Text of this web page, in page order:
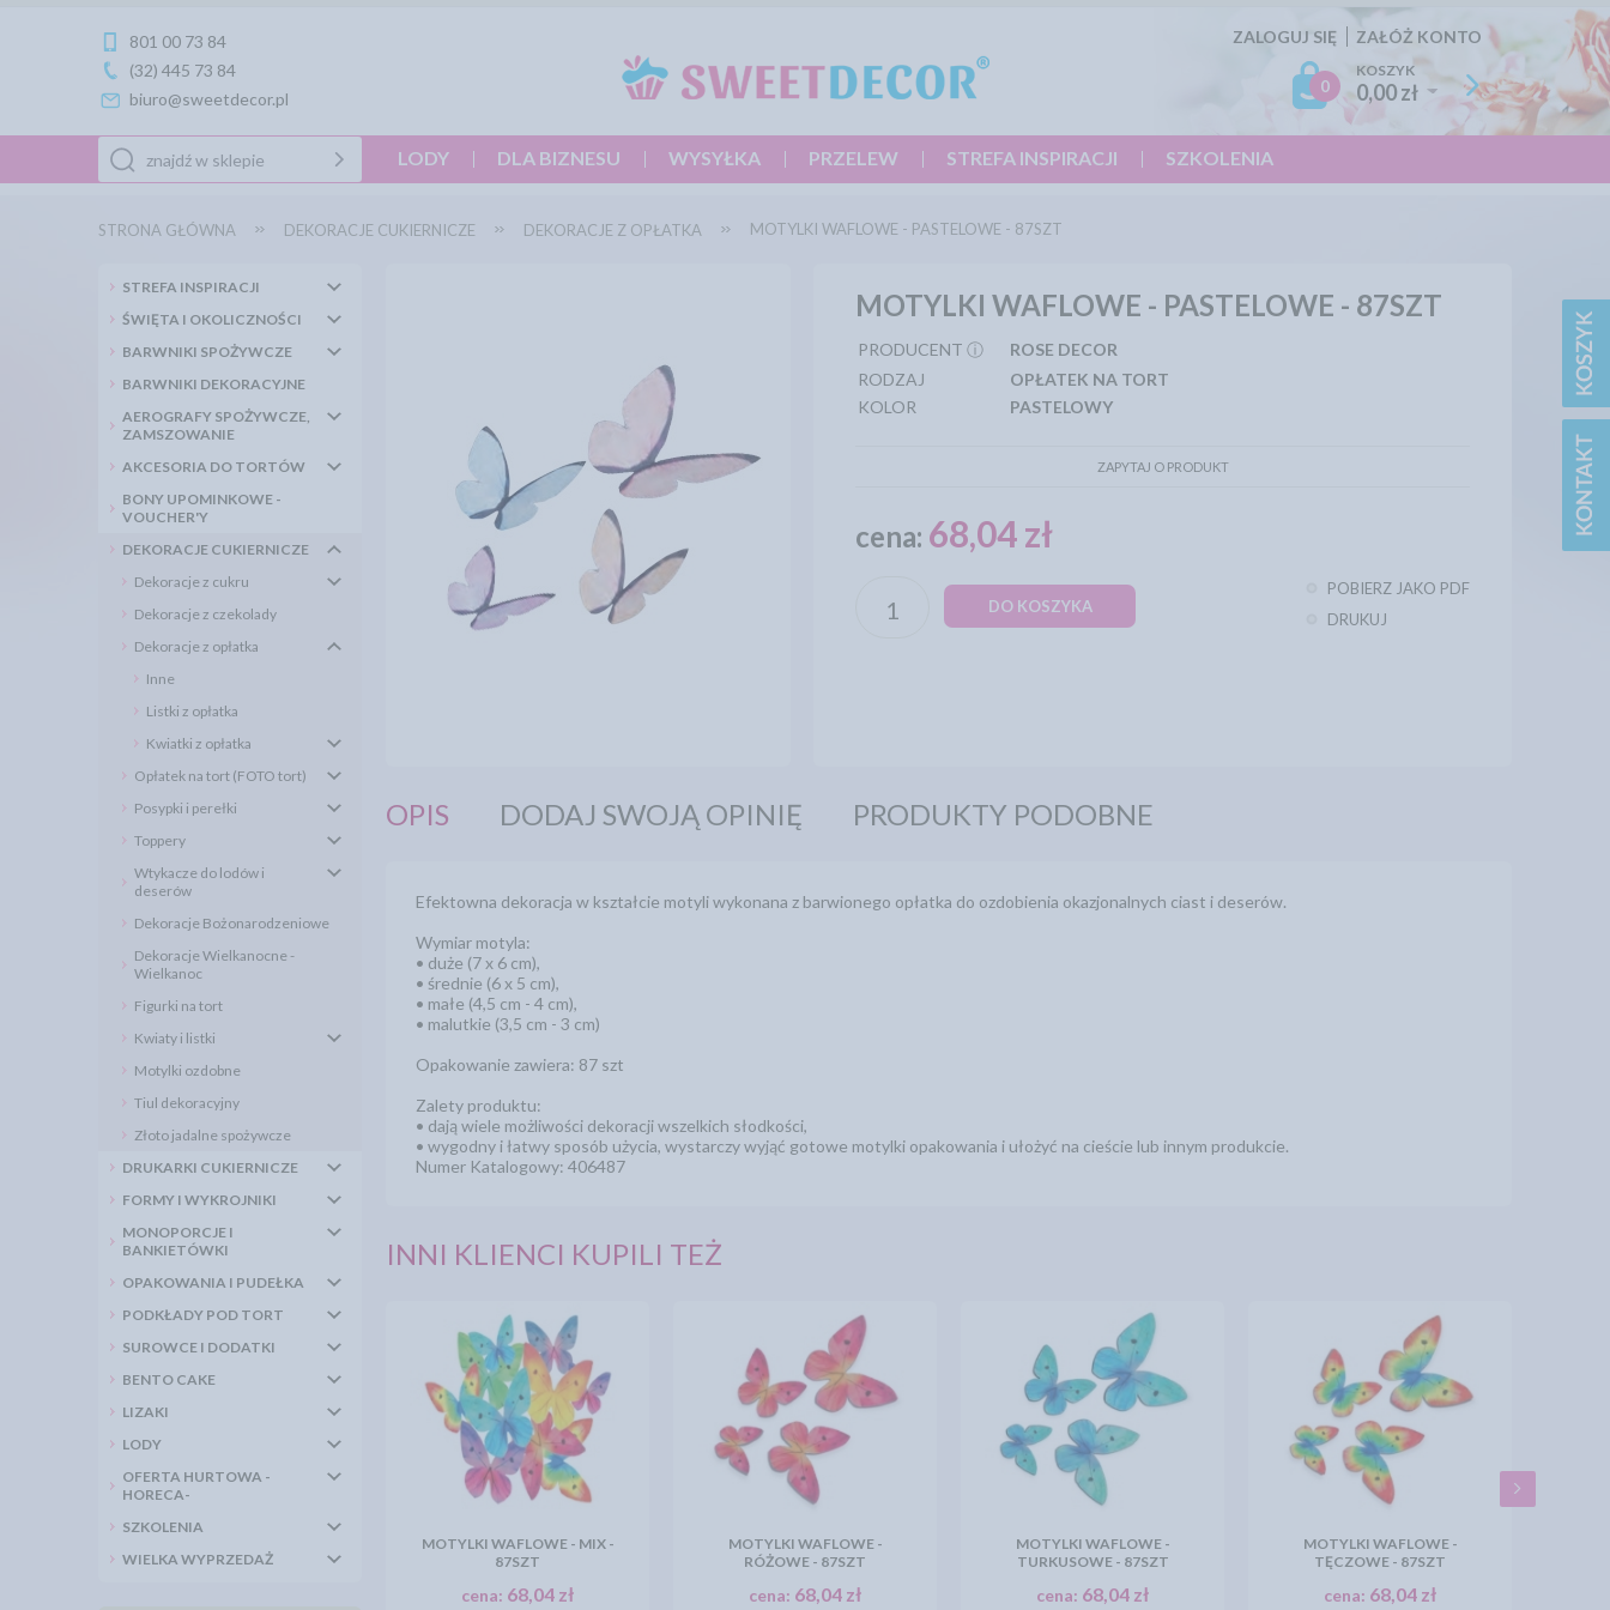
801 00 73 84
(32) 445 73 84
biuro@sweetdecor.pl
ZALOGUJ SIĘ ZAŁÓŻ KONTO
0
KOSZYK
0,00 zł
LODY DLA BIZNESU WYSYŁKA PRZELEW STREFA INSPIRACJI SZKOLENIA
STRONA GŁÓWNA DEKORACJE CUKIERNICZE DEKORACJE Z OPŁATKA MOTYLKI WAFLOWE - PASTELOWE - 87SZT
STREFA INSPIRACJI
ŚWIĘTA I OKOLICZNOŚCI
BARWNIKI SPOŻYWCZE
BARWNIKI DEKORACYJNE
AEROGRAFY SPOŻYWCZE,
ZAMSZOWANIE
AKCESORIA DO TORTÓW
BONY UPOMINKOWE -
VOUCHER'Y
DEKORACJE CUKIERNICZE
Dekoracje z cukru
Dekoracje z czekolady
Dekoracje z opłatka
Inne
Listki z opłatka
Kwiatki z opłatka
Opłatek na tort (FOTO tort)
Posypki i perełki
Toppery
Wtykacze do lodów i
deserów
Dekoracje Bożonarodzeniowe
Dekoracje Wielkanocne -
Wielkanoc
Figurki na tort
Kwiaty i listki
Motylki ozdobne
Tiul dekoracyjny
Złoto jadalne spożywcze
DRUKARKI CUKIERNICZE
FORMY I WYKROJNIKI
MONOPORCJE I
BANKIETÓWKI
OPAKOWANIA I PUDEŁKA
PODKŁADY POD TORT
SUROWCE I DODATKI
BENTO CAKE
LIZAKI
LODY
OFERTA HURTOWA -
HORECA-
SZKOLENIA
WIELKA WYPRZEDAŻ
MOTYLKI WAFLOWE - PASTELOWE - 87SZT
PRODUCENT ⓘ
ROSE DECOR
RODZAJ
OPŁATEK NA TORT
KOLOR
PASTELOWY
ZAPYTAJ O PRODUKT
cena: 68,04 zł
DO KOSZYKA
POBIERZ JAKO PDF
DRUKUJ
OPIS DODAJ SWOJĄ OPINIĘ PRODUKTY PODOBNE
Efektowna dekoracja w kształcie motyli wykonana z barwionego opłatka do ozdobienia okazjonalnych ciast i deserów.
Wymiar motyla:
• duże (7 x 6 cm),
• średnie (6 x 5 cm),
• małe (4,5 cm - 4 cm),
• malutkie (3,5 cm - 3 cm)
Opakowanie zawiera: 87 szt
Zalety produktu:
• dają wiele możliwości dekoracji wszelkich słodkości,
• wygodny i łatwy sposób użycia, wystarczy wyjąć gotowe motylki opakowania i ułożyć na cieście lub innym produkcie.
Numer Katalogowy: 406487
INNI KLIENCI KUPILI TEŻ
MOTYLKI WAFLOWE - MIX -
87SZT
cena: 68,04 zł
MOTYLKI WAFLOWE -
RÓŻOWE - 87SZT
cena: 68,04 zł
MOTYLKI WAFLOWE -
TURKUSOWE - 87SZT
cena: 68,04 zł
MOTYLKI WAFLOWE -
TĘCZOWE - 87SZT
cena: 68,04 zł